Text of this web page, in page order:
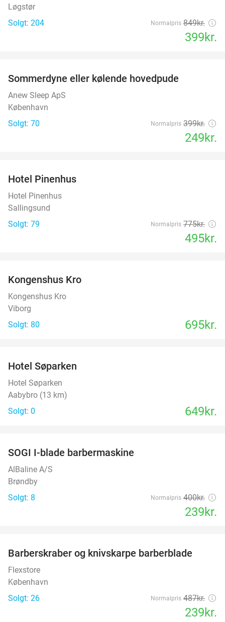
Løgstør
Solgt: 204
Normalpris 849kr.
399kr.
Sommerdyne eller kølende hovedpude
Anew Sleep ApS
København
Solgt: 70
Normalpris 399kr.
249kr.
Hotel Pinenhus
Hotel Pinenhus
Sallingsund
Solgt: 79
Normalpris 775kr.
495kr.
Kongenshus Kro
Kongenshus Kro
Viborg
Solgt: 80
695kr.
Hotel Søparken
Hotel Søparken
Aabybro (13 km)
Solgt: 0
649kr.
SOGI I-blade barbermaskine
AlBaline A/S
Brøndby
Solgt: 8
Normalpris 400kr.
239kr.
Barberskraber og knivskarpe barberblade
Flexstore
København
Solgt: 26
Normalpris 487kr.
239kr.